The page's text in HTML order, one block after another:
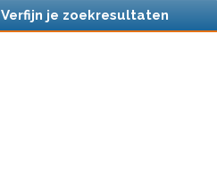
Verfijn je zoekresultaten